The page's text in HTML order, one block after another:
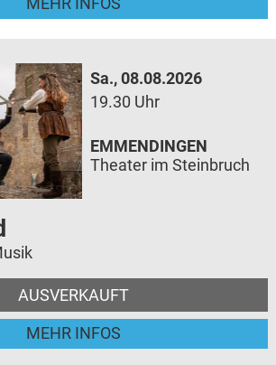
Sa., 08.08.2026
19.30 Uhr
AUSVERKAUFT
MEHR INFOS
EMMENDINGEN
Theater im Steinbruch